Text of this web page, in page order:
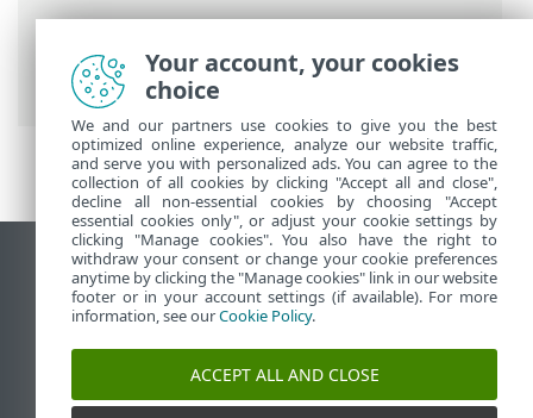
Online-Help van ESET>ESET Glossary>
Bedreigingen en aanvallen > Social
engineering
Bureaubladwebsite weergeven
End of Life
ESET Kennisbank
ESET-forum
ESET Status Portal
Your account, your cookies
choice
We and our partners use cookies to give you the best
optimized online experience, analyze our website traffic,
and serve you with personalized ads. You can agree to the
collection of all cookies by clicking "Accept all and close",
decline all non-essential cookies by choosing "Accept
essential cookies only", or adjust your cookie settings by
clicking "Manage cookies". You also have the right to
withdraw your consent or change your cookie preferences
anytime by clicking the "Manage cookies" link in our website
footer or in your account settings (if available). For more
information, see ourCookie Policy.
ACCEPT ALL AND CLOSE